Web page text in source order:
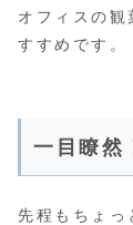
オフィスの観
すすめです。
一目瞭然
先程もちょっ